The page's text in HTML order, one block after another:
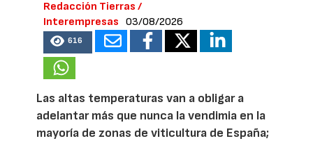
Redacción Tierras /
Interempresas
03/08/2026
616
Las altas temperaturas van a obligar a
adelantar más que nunca la vendimia en la
mayoría de zonas de viticultura de España;